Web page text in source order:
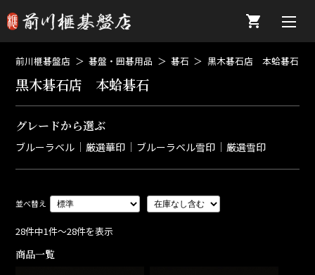
前川榧碁盤店 碁盤・囲碁用品 碁石 黒木碁石店 本蛤碁石
黒木碁石店 本蛤碁石
グレードから選ぶ
ブルーラベル 厳選華印 ブルーラベル雪印 厳選雪印
28件中1件～28件を表示
商品一覧